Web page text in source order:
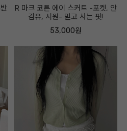
R 마크 코튼 에이 스커트 -포켓, 안
감유, 시원- 믿고 사는 핏!
53,000원